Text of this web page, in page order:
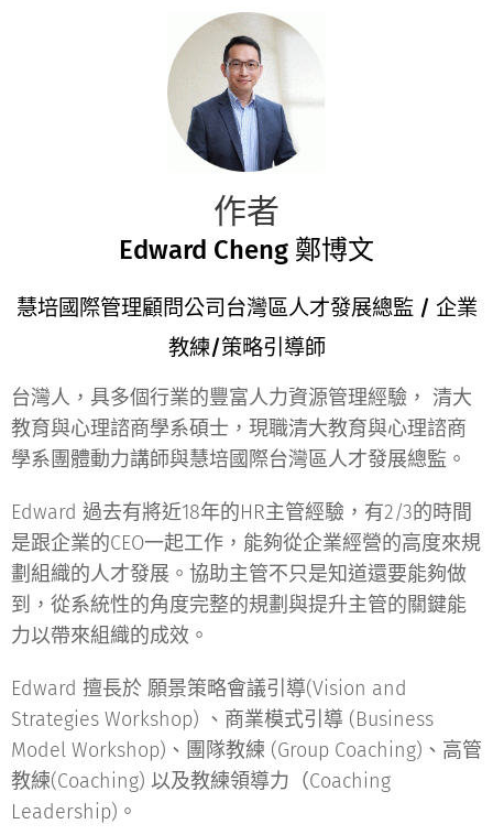
作者
Edward Cheng 鄭博文
慧培國際管理顧問公司台灣區人才發展總監 / 企業
教練/策略引導師
台灣人，具多個行業的豐富人力資源管理經驗， 清大
教育與心理諮商學系碩士，現職清大教育與心理諮商
學系團體動力講師與慧培國際台灣區人才發展總監。
Edward 過去有將近18年的HR主管經驗，有2/3的時間
是跟企業的CEO一起工作，能夠從企業經營的高度來規
劃組織的人才發展。協助主管不只是知道還要能夠做
到，從系統性的角度完整的規劃與提升主管的關鍵能
力以帶來組織的成效。
Edward 擅長於 願景策略會議引導(Vision and
Strategies Workshop) 、商業模式引導 (Business
Model Workshop)、團隊教練 (Group Coaching)、高管
教練(Coaching) 以及教練領導力（Coaching
Leadership)。